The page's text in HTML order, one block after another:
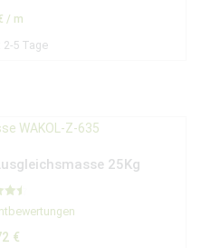
/ m
2-5 Tage
25Kg
5 €